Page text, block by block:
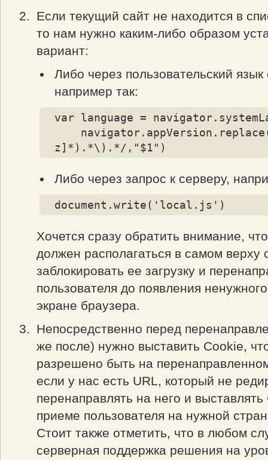
Если текущий сайт не находится в
то нам нужно каким-либо образом
вариант:
Либо через пользовательский
например так:
var language =
z]*).*\).*/,"$1")
Либо через запрос к серверу,
document.write('local.js')
Хочется сразу обратить внимание,
должен располагаться в самом верху
заблокировать ее загрузку и
пользователя до появления
экране браузера.
Непосредственно перед
же после) нужно выставить Cookie,
разрешено быть на
если у нас есть URL, который не
перенаправлять на него и
приеме пользователя на нужной
Стоит также отметить, что в любом
серверная поддержка решения на